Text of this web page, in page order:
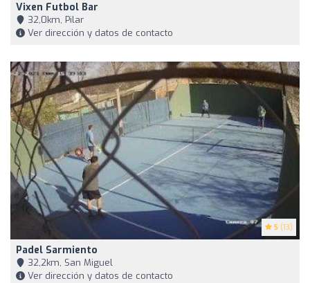
Vixen Futbol Bar
32,0km, Pilar
Ver dirección y datos de contacto
5 (13)
Padel Sarmiento
32,2km, San Miguel
Ver dirección y datos de contacto